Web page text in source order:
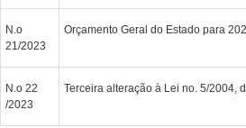
N.o
21/2023
Orçamento Geral do Estado para
N.o 22
/2023
Terceira alteração à Lei no. 5/2004,